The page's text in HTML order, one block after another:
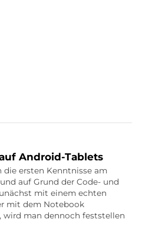
Android-Tablets
die ersten Kenntnisse am
auf Grund der Code- und
mit einem echten
mit dem Notebook
wird man dennoch feststellen